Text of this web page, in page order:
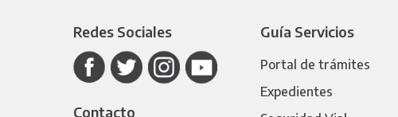
Redes Sociales
Contacto
Guía Servicios
Portal de trámites
Expedientes